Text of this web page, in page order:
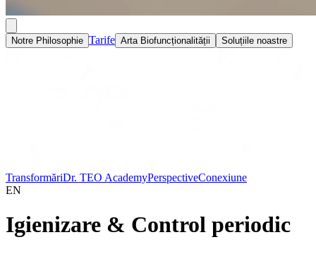
Notre Philosophie Tarife Arta Biofuncționalității Soluțiile noastre
TransformăriDr. TEO AcademyPerspectiveConexiune
EN
Igienizare & Control periodic